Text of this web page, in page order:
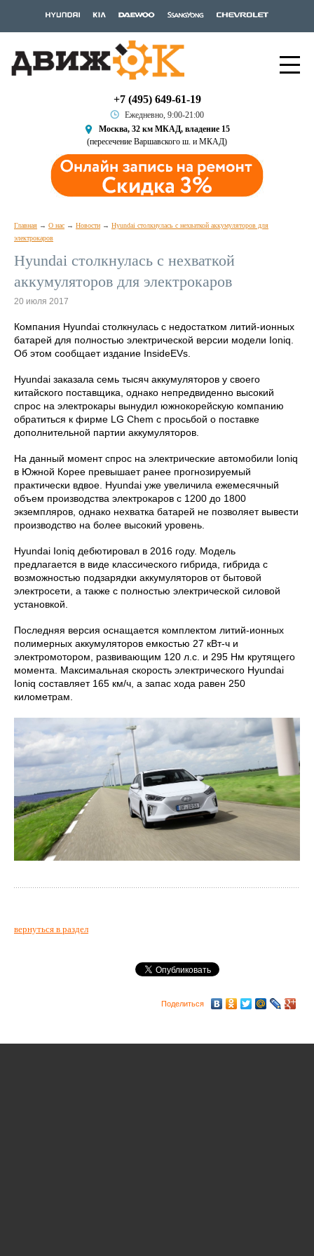
+7 (495) 649-61-19
Ежедневно, 9:00-21:00
Москва, 32 км МКАД, владение 15
(пересечение Варшавского ш. и МКАД)
Главная О нас Новости
Hyundai столкнулась с нехваткой аккумуляторов для
электрокаров
Hyundai столкнулась с нехваткой
аккумуляторов для электрокаров
20 июля 2017
Компания Hyundai столкнулась с недостатком литий-ионных
батарей для полностью электрической версии модели Ioniq.
Об этом сообщает издание InsideEVs.
Hyundai заказала семь тысяч аккумуляторов у своего
китайского поставщика, однако непредвиденно высокий
спрос на электрокары вынудил южнокорейскую компанию
обратиться к фирме LG Chem с просьбой о поставке
дополнительной партии аккумуляторов.
На данный момент спрос на электрические автомобили Ioniq
в Южной Корее превышает ранее прогнозируемый
практически вдвое. Hyundai уже увеличила ежемесячный
объем производства электрокаров с 1200 до 1800
экземпляров, однако нехватка батарей не позволяет вывести
производство на более высокий уровень.
Hyundai Ioniq дебютировал в 2016 году. Модель
предлагается в виде классического гибрида, гибрида с
возможностью подзарядки аккумуляторов от бытовой
электросети, а также с полностью электрической силовой
установкой.
Последняя версия оснащается комплектом литий-ионных
полимерных аккумуляторов емкостью 27 кВт-ч и
электромотором, развивающим 120 л.с. и 295 Нм крутящего
момента. Максимальная скорость электрического Hyundai
Ioniq составляет 165 км/ч, а запас хода равен 250
километрам.
вернуться в раздел
Поделиться